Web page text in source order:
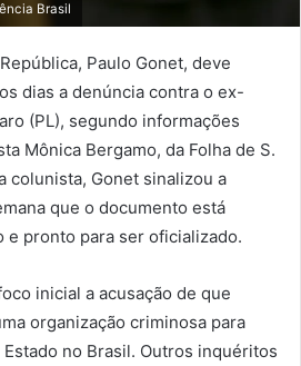
Brasil
Paulo Gonet, deve
dias a denúncia contra o ex-
(PL), segundo informações
Mônica Bergamo, da Folha de S.
colunista, Gonet sinalizou a
que o documento está
e pronto para ser oficializado.
inicial a acusação de que
organização criminosa para
no Brasil. Outros inquéritos